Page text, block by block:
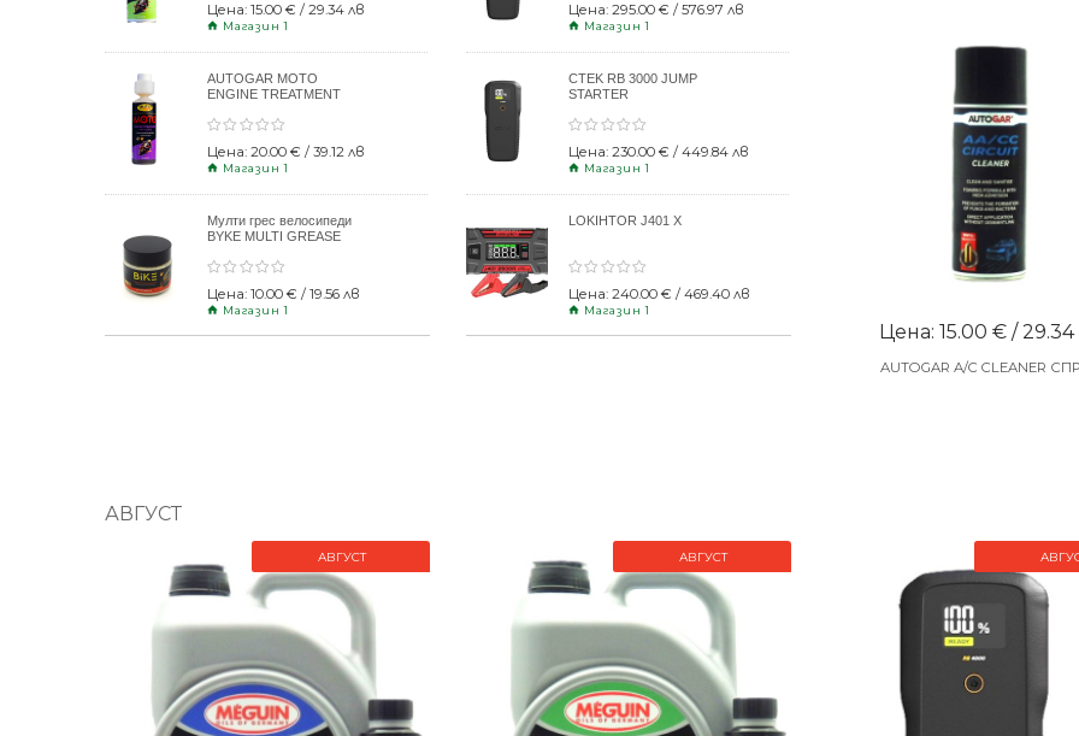
Цена: 15.00 € / 29.34 лв
Магазин 1
AUTOGAR MOTO
ENGINE TREATMENT
Цена: 20.00 € / 39.12 лв
Магазин 1
Мулти грес велосипеди
BYKE MULTI GREASE
Цена: 10.00 € / 19.56 лв
Магазин 1
Цена: 295.00 € / 576.97 лв
Магазин 1
CTEK RB 3000 JUMP
STARTER
Цена: 230.00 € / 449.84 лв
Магазин 1
LOKIHTOR J401 X
Цена: 240.00 € / 469.40 лв
Магазин 1
Цена: 15.00 € / 29.34
AUTOGAR A/C CLEANER
АВГУСТ
АВГУСТ АВГУСТ